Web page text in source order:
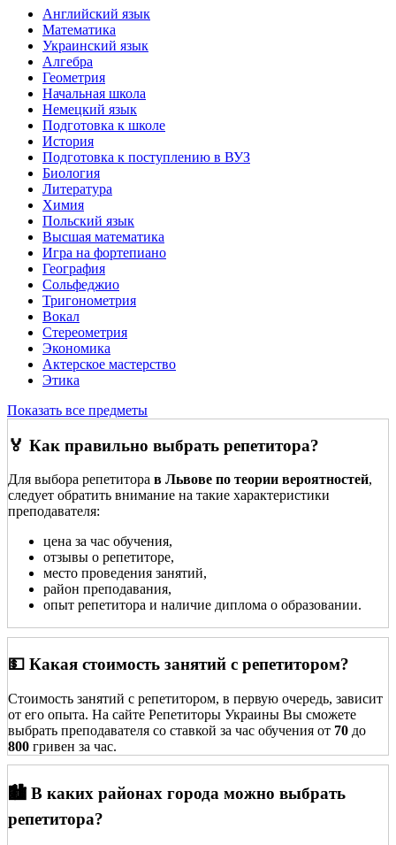
Английский язык
Математика
Украинский язык
Алгебра
Геометрия
Начальная школа
Немецкий язык
Подготовка к школе
История
Подготовка к поступлению в ВУЗ
Биология
Литература
Химия
Польский язык
Высшая математика
Игра на фортепиано
География
Сольфеджио
Тригонометрия
Вокал
Стереометрия
Экономика
Актерское мастерство
Этика
Показать все предметы
🏅 Как правильно выбрать репетитора?
Для выбора репетитора в Львове по теории вероятностей,
следует обратить внимание на такие характеристики
преподавателя:
цена за час обучения,
отзывы о репетиторе,
место проведения занятий,
район преподавания,
опыт репетитора и наличие диплома о образовании.
💵 Какая стоимость занятий с репетитором?
Стоимость занятий с репетитором, в первую очередь, зависит
от его опыта. На сайте Репетиторы Украины Вы сможете
выбрать преподавателя со ставкой за час обучения от 70 до
800 гривен за час.
🏙️ В каких районах города можно выбрать
репетитора?